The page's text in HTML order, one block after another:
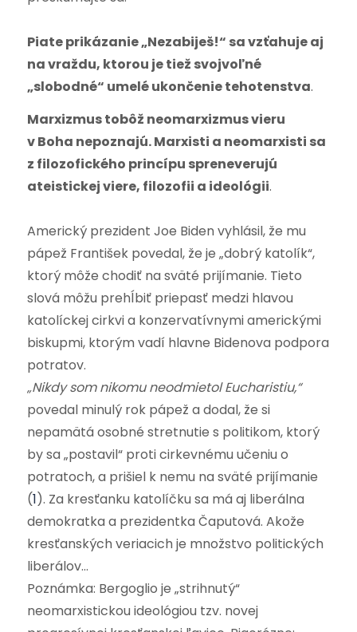
Piate prikázanie „Nezabiješ!“ sa vzťahuje aj
na vraždu, ktorou je tiež svojvoľné
„slobodné“ umelé ukončenie tehotenstva.
Marxizmus tobôž neomarxizmus vieru
v Boha nepoznajú.Marxisti a neomarxisti sa
z filozofického princípu spreneverujú
ateistickej viere, filozofii a ideológii.
Americký prezident Joe Biden vyhlásil, že mu
pápež František povedal, že je „dobrý katolík“,
ktorý môže chodiť na sväté prijímanie. Tieto
slová môžu prehĺbiť priepasť medzi hlavou
katolíckej cirkvi a konzervatívnymi americkými
biskupmi, ktorým vadí hlavne Bidenova podpora
potratov.
„Nikdy som nikomu neodmietol Eucharistiu,“
povedal minulý rok pápež a dodal, že si
nepamätá osobné stretnutie s politikom, ktorý
by sa „postavil“ proti cirkevnému učeniu o
potratoch, a prišiel k nemu na sväté prijímanie
(1). Za kresťanku katolíčku sa má aj liberálna
demokratka a prezidentka Čaputová. Akože
kresťanských veriacich je množstvo politických
liberálov…
Poznámka: Bergoglio je „strihnutý“
neomarxistickou ideológiou tzv. novej